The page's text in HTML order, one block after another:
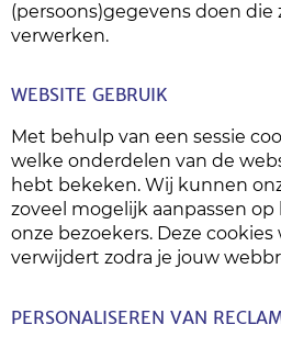
(persoons)gegevens doen die
verwerken.
WEBSITE GEBRUIK
Met behulp van een sessie
welke onderdelen van de
hebt bekeken. Wij kunnen
zoveel mogelijk aanpassen
onze bezoekers. Deze
verwijdert zodra je jouw
PERSONALISEREN VAN